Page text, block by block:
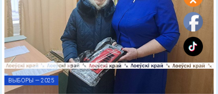
ВЫБОРЫ — 2025